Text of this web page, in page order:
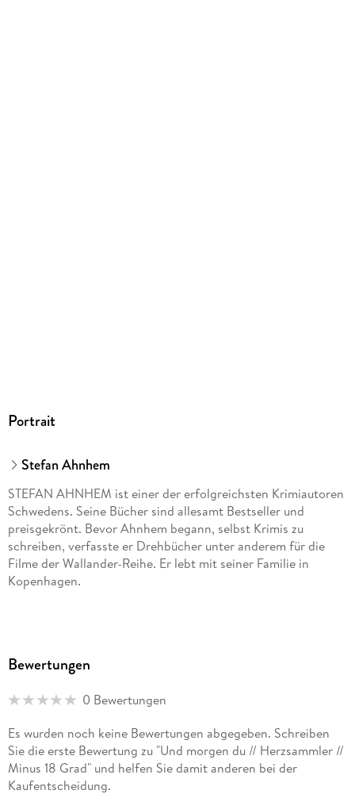
jetzt auf seine Spur gekommen. Der Tote im Hafenbecken
war nicht das erste Opfer, und noch lange nicht das letzte . . .
Portrait
Stefan Ahnhem
STEFAN AHNHEM ist einer der erfolgreichsten Krimiautoren
Schwedens. Seine Bücher sind allesamt Bestseller und
preisgekrönt. Bevor Ahnhem begann, selbst Krimis zu
schreiben, verfasste er Drehbücher unter anderem für die
Filme der Wallander-Reihe. Er lebt mit seiner Familie in
Kopenhagen.
2000 als Literaturübersetzerin. Sie hat drei Kinder und lebt
Ahnhem und Camilla Läckberg hat sie u. a. Karin Alvtegen,
Junge Weltlesebühne mitgegründet. Ihre Übersetzungen von
"Kerstin ist goldrichtig" und "Einfach Kerstin" von Helena
Hedlund wurden 2021 und 2022 mit Stipendien des
Deutschen Übersetzerfonds ausgezeichnet.
Bewertungen
0 Bewertungen
Es wurden noch keine Bewertungen abgegeben. Schreiben
Sie die erste Bewertung zu "Und morgen du // Herzsammler //
Minus 18 Grad" und helfen Sie damit anderen bei der
Kaufentscheidung.